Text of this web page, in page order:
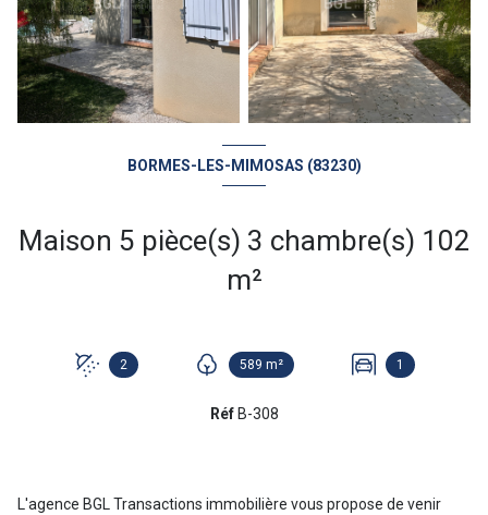
BORMES-LES-MIMOSAS (83230)
Maison 5 pièce(s) 3 chambre(s) 102
m²
2 589 m² 1
Réf B-308
L'agence BGL Transactions immobilière vous propose de venir